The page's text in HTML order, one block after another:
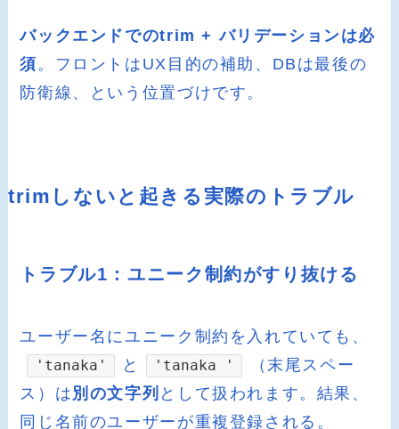
バックエンドでのtrim + バリデーションは必
須。フロントはUX目的の補助、DBは最後の
防衛線、という位置づけです。
trimしないと起きる実際のトラブル
トラブル1：ユニーク制約がすり抜ける
ユーザー名にユニーク制約を入れていても、
'tanaka' と 'tanaka '
（末尾スペー
ス）は 別の文字列 として扱われます。結果、
同じ名前のユーザーが重複登録される。